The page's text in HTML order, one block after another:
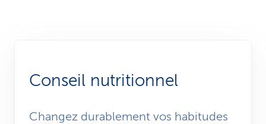
Conseil nutritionnel
Changez durablement vos habitudes